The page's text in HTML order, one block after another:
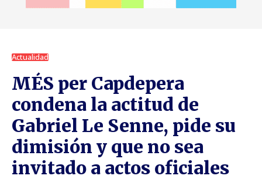
Actualidad
MÉS per Capdepera
condena la actitud de
Gabriel Le Senne, pide su
dimisión y que no sea
invitado a actos oficiales